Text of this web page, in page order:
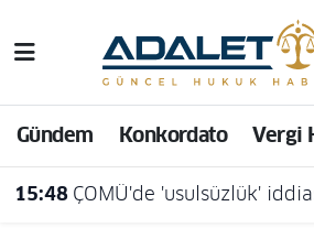
Gündem Konkordato Vergi
15:48 ÇOMÜ'de 'usulsüzlük' iddiası: İdari
Hava Durumu
Trafik Durumu
Süper Lig Puan Durumu